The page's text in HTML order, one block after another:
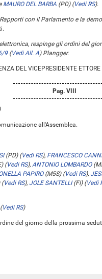
MAURO DEL BARBA (PD) (Vedi RS).
con il Parlamento e la
respinge gli ordini del
9 (Vedi All. A)Plangger.
DEL VICEPRESIDENTE ETTORE
Pag. VIII
all'Assemblea.
(PD) (Vedi RS), FRANCESCO
(Vedi RS), ANTONIO LOMBARDO
PAPIRO(M5S) (Vedi RS),
(Vedi RS), JOLE SANTELLI(FI) (Vedi
(Vedi RS)
del giorno della prossima